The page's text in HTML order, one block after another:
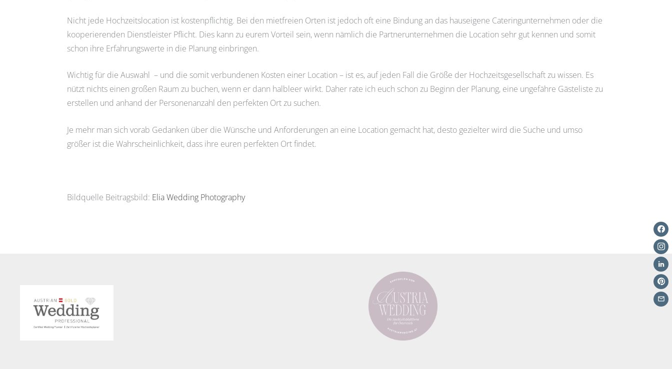
Nicht jede Hochzeitslocation ist kostenpflichtig. Bei den mietfreien Orten ist jedoch oft eine Bindung an das hauseigene Cateringunternehmen oder die
kooperierenden Dienstleister Pflicht. Dies kann zu eurem Vorteil sein, wenn nämlich die Partnerunternehmen die Location sehr gut kennen und somit
schon ihre Erfahrungswerte in die Planung einbringen.
Wichtig für die Auswahl – und die somit verbundenen Kosten einer Location – ist es, auf jeden Fall die Größe der Hochzeitsgesellschaft zu wissen. Es
nützt nichts einen großen Raum zu buchen, wenn er dann halbleer wirkt. Daher rate ich euch schon zu Beginn der Planung, eine ungefähre Gästeliste zu
erstellen und anhand der Personenanzahl den perfekten Ort zu suchen.
Je mehr man sich vorab Gedanken über die Wünsche und Anforderungen an eine Location gemacht hat, desto gezielter wird die Suche und umso
größer ist die Wahrscheinlichkeit, dass ihre euren perfekten Ort findet.
Bildquelle Beitragsbild: Elia Wedding Photography